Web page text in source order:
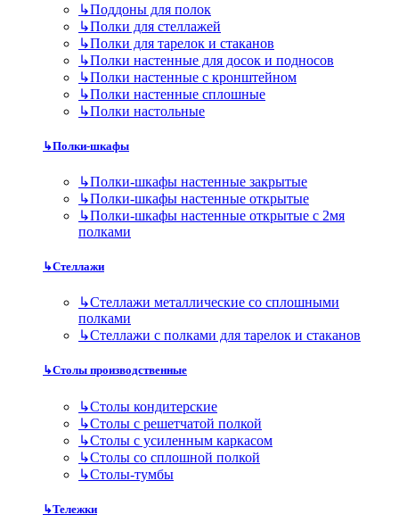
↳Поддоны для полок
↳Полки для стеллажей
↳Полки для тарелок и стаканов
↳Полки настенные для досок и подносов
↳Полки настенные с кронштейном
↳Полки настенные сплошные
↳Полки настольные
↳Полки-шкафы
↳Полки-шкафы настенные закрытые
↳Полки-шкафы настенные открытые
↳Полки-шкафы настенные открытые с 2мя
полками
↳Стеллажи
↳Стеллажи металлические со сплошными
полками
↳Стеллажи с полками для тарелок и стаканов
↳Столы производственные
↳Столы кондитерские
↳Столы с решетчатой полкой
↳Столы с усиленным каркасом
↳Столы со сплошной полкой
↳Столы-тумбы
↳Тележки